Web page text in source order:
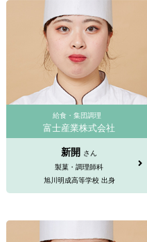
給食・集団調理
富士産業株式会社
新開
さん
製菓・調理師科
旭川明成高等学校 出身